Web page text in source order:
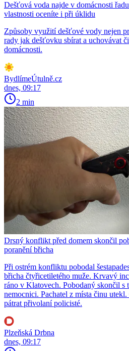
Dešťová voda najde v domácnosti
vlastnosti oceníte i při úklidu
Způsoby využití dešťové vody nejen
rady jak dešťovku sbírat a uchovávat
domácnosti.
BydlímeÚtulně.cz
dnes, 09:17
2 min
Drsný konflikt před domem skončil
poranění břicha
Při ostrém konfliktu pobodal
břicha čtyřicetiletého muže. Krvavý
ráno v Klatovech. Pobodaný skončil s
nemocnici. Pachatel z místa činu
pátrat přivolaní policisté.
Plzeňská Drbna
dnes, 09:17